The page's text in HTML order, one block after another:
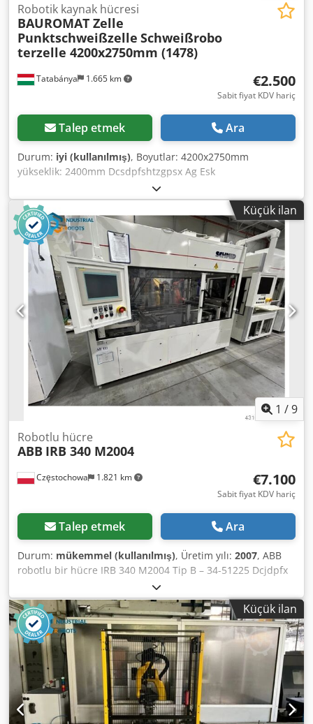
Tatabánya 1.665 km
Robotik kaynak hücresi
BAUROMAT Zelle
Punktschweißzelle Schweißrobo
terzelle 4200x2750mm (1478)
€2.500
Sabit fiyat KDV hariç
Talep etmek Ara
Durum: iyi (kullanılmış), Boyutlar: 4200x2750mm
yükseklik: 2400mm Dcsdpfshtzgpsx Ag Esk
Küçük ilan
1 /9
Częstochowa 1.821 km
Robotlu hücre
ABB IRB 340 M2004
€7.100
Sabit fiyat KDV hariç
Talep etmek Ara
Durum: mükemmel (kullanılmış), Üretim yılı: 2007, ABB
robotlu bir hücre IRB 340 M2004 Tip B – 34-51225 Dcjdpfx
Agjrbh Uxo Esk On yılın en hızlı alma ve yerleştirme
robotlarından biri Hızlı besleme, detay tanıma ve istifleme
için Delta robot Adet: 10 adet Üretim yılı: 2008 Kontrol: ABB
M2004 Eksen sayısı: 4 Yük kapasitesi: 1 kg Robot ağırlığı:
140 kg Resepsiyon: Çap - 1130 mm Yükseklik - 250 mm
Satış - sınır yok Hücrede 65 cm uzunluğunda ve 100 cm
genişliğinde iki adet bantlı konveyör bulunmaktadır.
Komple bir ARobotic için FİYAT: 6.400 €/adet Bir hücredeki
robotun FİYATI: 7.100 €/adet ⤵ (görüntü işleme sistemi ve
yazılımı ile)
Küçük ilan